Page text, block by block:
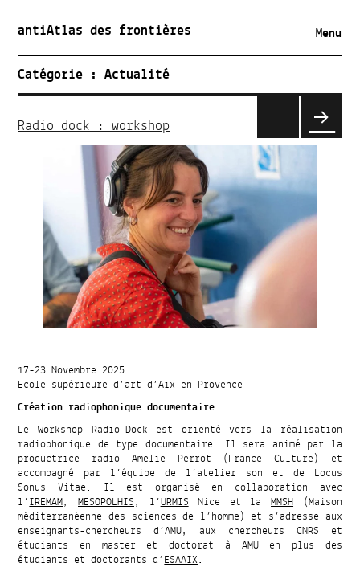
antiAtlas des frontières Menu
Catégorie :Actualité
Radio dock : workshop
17-23 Novembre 2025
Ecole supérieure d’art d’Aix-en-Provence
Création radiophonique documentaire
Le Workshop Radio-Dock est orienté vers la réalisation
radiophonique de type documentaire. Il sera animé par la
productrice radio Amelie Perrot (France Culture) et
accompagné par l’équipe de l’atelier son et de Locus
Sonus Vitae. Il est organisé en collaboration avec
l’IREMAM, MESOPOLHIS, l’URMISNice et laMMSH (Maison
méditerranéenne des sciences de l’homme) et s’adresse aux
enseignants-chercheurs d’AMU, aux chercheurs CNRS et
étudiants en master et doctorat à AMU en plus des
étudiants et doctorants d’ESAAIX.
Pagination
des
publications
PAGE
NTE